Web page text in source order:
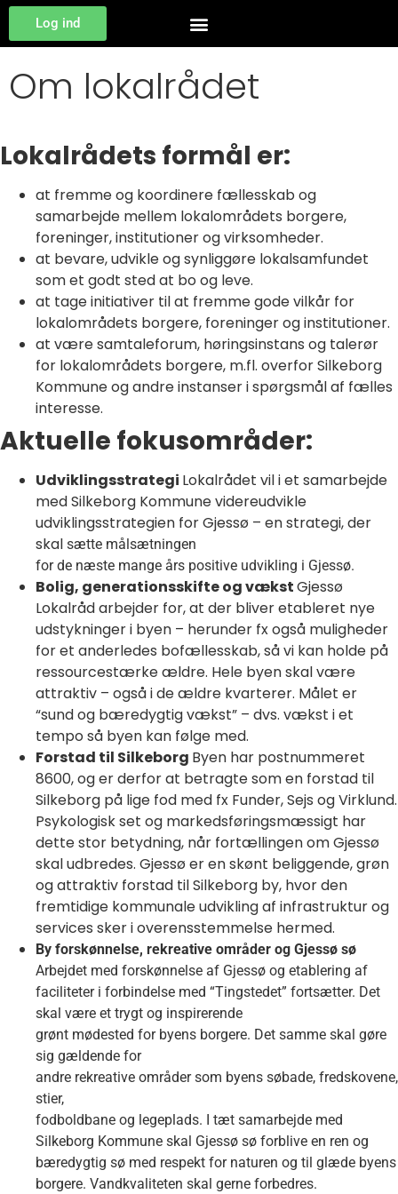
Log ind
Om lokalrådet
Lokalrådets formål er:
at fremme og koordinere fællesskab og
samarbejde mellem lokalområdets borgere,
foreninger, institutioner og virksomheder.
at bevare, udvikle og synliggøre lokalsamfundet
som et godt sted at bo og leve.
at tage initiativer til at fremme gode vilkår for
lokalområdets borgere, foreninger og institutioner.
at være samtaleforum, høringsinstans og talerør
for lokalområdets borgere, m.fl. overfor Silkeborg
Kommune og andre instanser i spørgsmål af fælles
interesse.
Aktuelle fokusområder:
Udviklingsstrategi Lokalrådet vil i et samarbejde
med Silkeborg Kommune videreudvikle
udviklingsstrategien for Gjessø – en strategi, der
skal sætte målsætningen
for de næste mange års positive udvikling i Gjessø.
Bolig, generationsskifte og vækstGjessø
Lokalråd arbejder for, at der bliver etableret nye
udstykninger i byen – herunder fx også muligheder
for et anderledes bofællesskab, så vi kan holde på
ressourcestærke ældre. Hele byen skal være
attraktiv – også i de ældre kvarterer. Målet er
“sund og bæredygtig vækst” – dvs. vækst i et
tempo så byen kan følge med.
Forstad til Silkeborg Byen har postnummeret
8600, og er derfor at betragte som en forstad til
Silkeborg på lige fod med fx Funder, Sejs og Virklund.
Psykologisk set og markedsføringsmæssigt har
dette stor betydning, når fortællingen om Gjessø
skal udbredes. Gjessø er en skønt beliggende, grøn
og attraktiv forstad til Silkeborg by, hvor den
fremtidige kommunale udvikling af infrastruktur og
services sker i overensstemmelse hermed.
By forskønnelse, rekreative områder og Gjessø sø
Arbejdet med forskønnelse af Gjessø og etablering af
faciliteter i forbindelse med “Tingstedet” fortsætter. Det
skal være et trygt og inspirerende
grønt mødested for byens borgere. Det samme skal gøre
sig gældende for
andre rekreative områder som byens søbade, fredskovene,
stier,
fodboldbane og legeplads. I tæt samarbejde med
Silkeborg Kommune skal Gjessø sø forblive en ren og
bæredygtig sø med respekt for naturen og til glæde byens
borgere. Vandkvaliteten skal gerne forbedres.